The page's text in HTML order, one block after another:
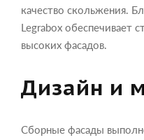
качество скольжения.
Legrabox обеспечивает
высоких фасадов.
Дизайн и
Сборные фасады